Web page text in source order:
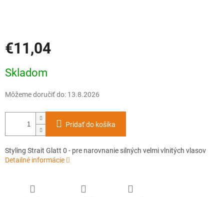
€11,04
cena:
Skladom
Môžeme doručiť do: 13.8.2026
Pridať do košíka
Styling Strait Glatt 0 - pre narovnanie silných velmi vlnitých vlasov
Detailné informácie